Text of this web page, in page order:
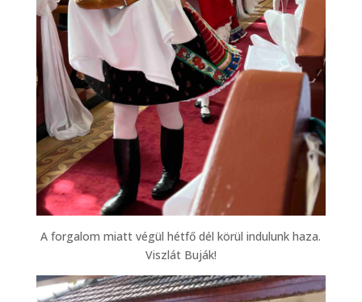
A forgalom miatt végül hétfő dél körül indulunk haza.
Viszlát Buják!